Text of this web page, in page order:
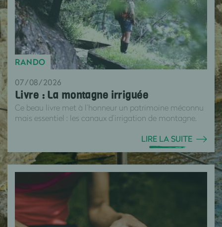
RANDO
07/08/2026
Livre : La montagne irriguée
Ce beau livre met à l’honneur un patrimoine méconnu
mais essentiel : les canaux d’irrigation de montagne.
LIRE LA SUITE